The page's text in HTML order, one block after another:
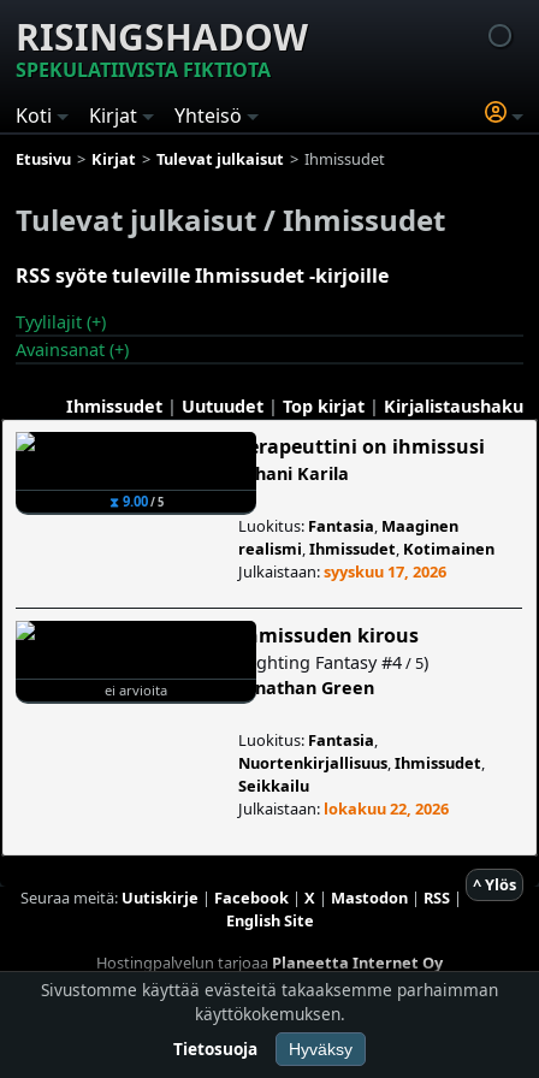
RISINGSHADOW
SPEKULATIIVISTA FIKTIOTA
Koti
Kirjat Yhteisö
Etusivu Kirjat Tulevat julkaisut Ihmissudet
Tulevat julkaisut / Ihmissudet
RSS syöte tuleville Ihmissudet -kirjoille
Tyylilajit (+)
Avainsanat (+)
Ihmissudet| Uutuudet| Top kirjat| Kirjalistaushaku
⧗ 9.00/ 5
Terapeuttini on ihmissusi
Juhani Karila
Luokitus: Fantasia Maaginen
realismi ,Ihmissudet Kotimainen
Julkaistaan:syyskuu 17, 2026
ei arvioita
Ihmissuden kirous
Fighting Fantasy#4/ 5)
Jonathan Green
Luokitus: Fantasia
Nuortenkirjallisuus ,Ihmissudet
Seikkailu
Julkaistaan: lokakuu 22, 2026
^ Ylös
Seuraa meitä: Uutiskirje | Facebook| X | Mastodon| RSS|
English Site
Hostingpalvelun tarjoaa Planeetta Internet Oy
© 1996 - 2026 Risingshadow. Kaikki oikeudet pidätetään.
Sivustomme käyttää evästeitä takaaksemme parhaimman
käyttökokemuksen.
Tietosuoja
Hyväksy